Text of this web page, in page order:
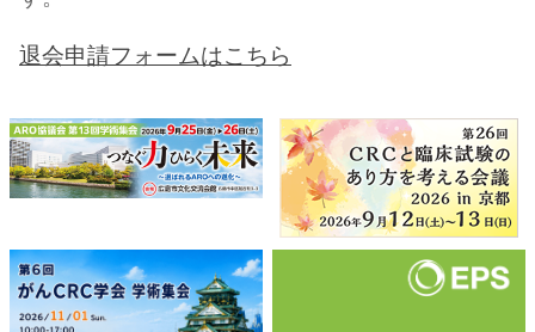
退会申請フォームはこちら